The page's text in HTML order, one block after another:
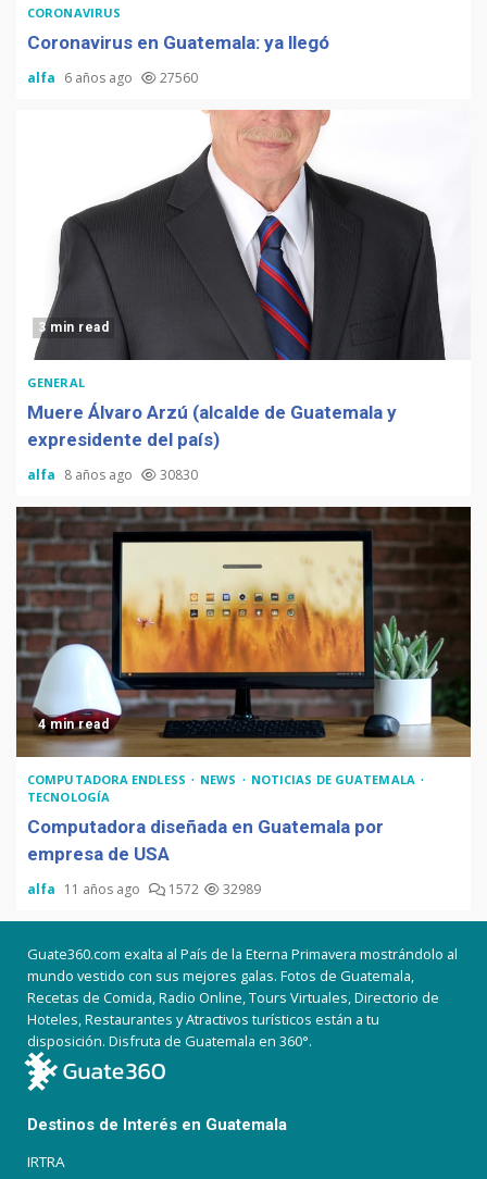
CORONAVIRUS
Coronavirus en Guatemala: ya llegó
alfa 6 años ago 27560
3 min read
GENERAL
Muere Álvaro Arzú (alcalde de Guatemala y
expresidente del país)
alfa 8 años ago 30830
4 min read
COMPUTADORA ENDLESS NEWS
NOTICIAS DE GUATEMALA
TECNOLOGÍA
Computadora diseñada en Guatemala por
empresa de USA
alfa 11 años ago 1572 32989
Guate360.com exalta al País de la Eterna Primavera mostrándolo al
mundo vestido con sus mejores galas. Fotos de Guatemala,
Recetas de Comida, Radio Online, Tours Virtuales, Directorio de
Hoteles, Restaurantes y Atractivos turísticos están a tu
disposición. Disfruta de Guatemala en 360°.
Destinos de Interés en Guatemala
IRTRA